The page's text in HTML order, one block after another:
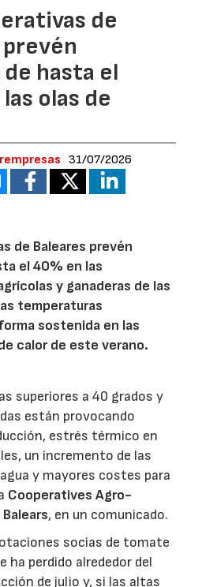
de
hasta el
olas de
31/07/2026
de Baleares prevén
el 40% en las
y ganaderas de las
temperaturas
sostenida en las
calor de este verano.
superiores a 40 grados y
están provocando
estrés térmico en
un incremento de las
y mayores costes para
Cooperatives Agro-
, en un comunicado.
socias de tomate
ha perdido alrededor del
de julio y, si las altas